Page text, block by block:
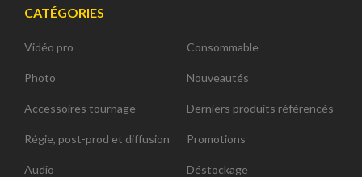
CATÉGORIES
Vidéo pro
Photo
Accessoires tournage
Régie, post-prod et diffusion
Audio
Consommable
Nouveautés
Derniers produits référencés
Promotions
Déstockage